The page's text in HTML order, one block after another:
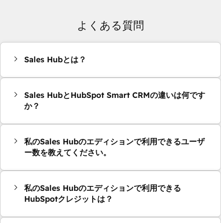
よくある質問
Sales Hubとは？
Sales HubとHubSpot Smart CRMの違いは何です
か？
私のSales Hubのエディションで利用できるユーザ
ー数を教えてください。
私のSales Hubのエディションで利用できる
HubSpotクレジットは？